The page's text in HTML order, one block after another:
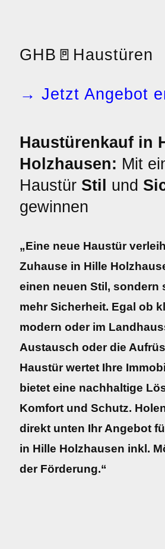
GHB 🚪 Haustüren
→ Jetzt Angebot
Haustürenkauf in
Holzhausen: Mit
Haustür Stil und
gewinnen
„Eine neue Haustür
Zuhause in Hille
einen neuen Stil, sondern
mehr Sicherheit. Egal ob
modern oder im
Austausch oder die
Haustür wertet Ihre
bietet eine nachhaltige
Komfort und Schutz.
direkt unten Ihr Angebot
in Hille Holzhausen inkl.
der Förderung.“